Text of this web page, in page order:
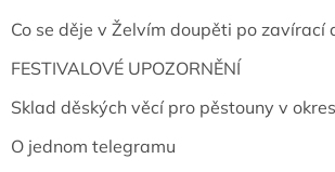
Co se děje v Želvím doupěti po zavírací
FESTIVALOVÉ UPOZORNĚNÍ
Sklad děských věcí pro pěstouny v
O jednom telegramu